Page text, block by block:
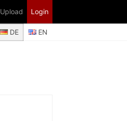
Login
Upload
DE EN